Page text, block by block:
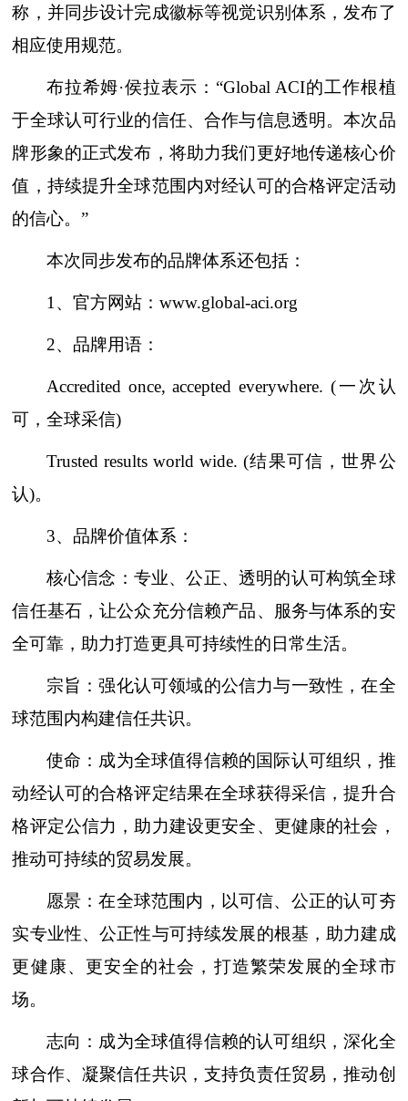
称，并同步设计完成徽标等视觉识别体系，发布了
相应使用规范。
布拉希姆·侯拉表示：“Global ACI的工作根植
于全球认可行业的信任、合作与信息透明。本次品
牌形象的正式发布，将助力我们更好地传递核心价
值，持续提升全球范围内对经认可的合格评定活动
的信心。”
本次同步发布的品牌体系还包括：
1、官方网站：www.global-aci.org
2、品牌用语：
Accredited once, accepted everywhere. (一次认
可，全球采信)
Trusted results world wide. (结果可信，世界公
认)。
3、品牌价值体系：
核心信念：专业、公正、透明的认可构筑全球
信任基石，让公众充分信赖产品、服务与体系的安
全可靠，助力打造更具可持续性的日常生活。
宗旨：强化认可领域的公信力与一致性，在全
球范围内构建信任共识。
使命：成为全球值得信赖的国际认可组织，推
动经认可的合格评定结果在全球获得采信，提升合
格评定公信力，助力建设更安全、更健康的社会，
推动可持续的贸易发展。
愿景：在全球范围内，以可信、公正的认可夯
实专业性、公正性与可持续发展的根基，助力建成
更健康、更安全的社会，打造繁荣发展的全球市
场。
志向：成为全球值得信赖的认可组织，深化全
球合作、凝聚信任共识，支持负责任贸易，推动创